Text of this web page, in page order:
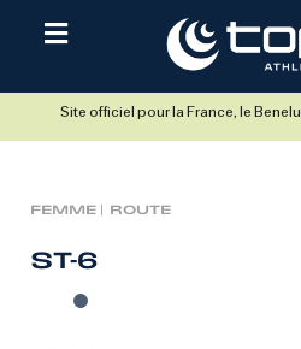
Site officiel pour la France, le
FEMME | ROUTE
ST-6